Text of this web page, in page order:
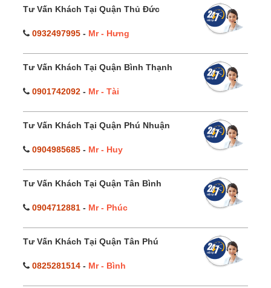
Tư Vấn Khách Tại Quận Thủ Đức
0932497995 - Mr - Hưng
Tư Vấn Khách Tại Quận Bình Thạnh
0901742092 - Mr - Tài
Tư Vấn Khách Tại Quận Phú Nhuận
0904985685 - Mr - Huy
Tư Vấn Khách Tại Quận Tân Bình
0904712881 - Mr - Phúc
Tư Vấn Khách Tại Quận Tân Phú
0825281514 - Mr - Bình